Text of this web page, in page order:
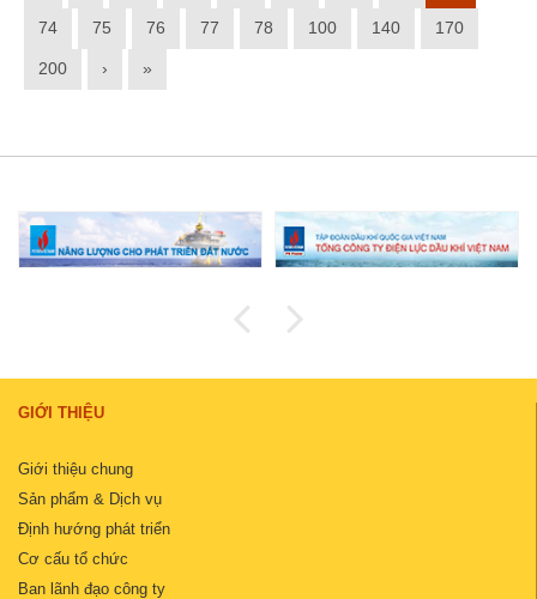
74 75 76 77 78 100 140 170
200 › »
GIỚI THIỆU
Giới thiệu chung
Sản phẩm & Dịch vụ
Định hướng phát triển
Cơ cấu tổ chức
Ban lãnh đạo công ty